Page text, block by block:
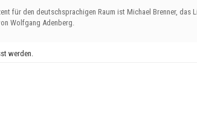
für den deutschsprachigen Raum ist Michael Brenner,
Wolfgang Adenberg.
werden.